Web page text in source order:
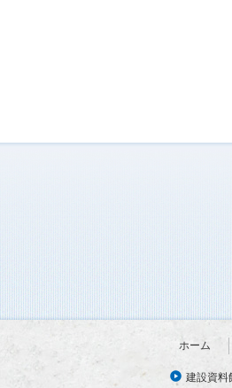
ホーム
建設資料